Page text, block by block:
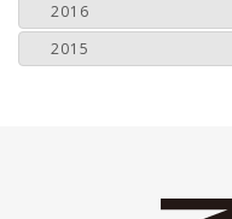
2016
2015